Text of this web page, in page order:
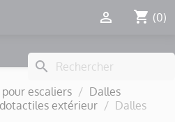
shopping_cart (0)

search
escaliers
Dalles
extérieur
Dalles